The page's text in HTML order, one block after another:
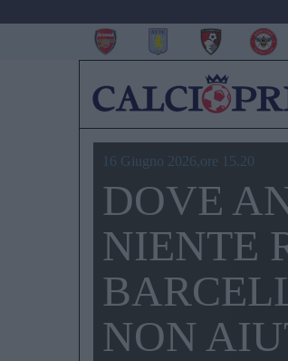
16 Giugno 2026,ore 15.20
DOVE
NIENTE
NON